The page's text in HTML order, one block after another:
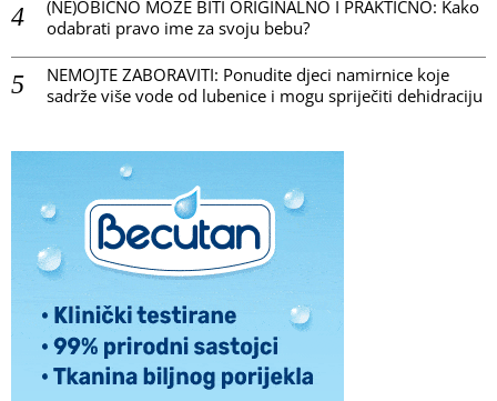
(NE)OBIČNO MOŽE BITI ORIGINALNO I PRAKTIČNO: Kako
odabrati pravo ime za svoju bebu?
NEMOJTE ZABORAVITI: Ponudite djeci namirnice koje
sadrže više vode od lubenice i mogu spriječiti dehidraciju